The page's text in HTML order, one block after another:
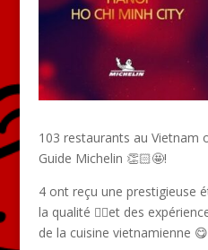
103 restaurants au Vietnam
Guide Michelin 👏🏻🤩!
4 ont reçu une prestigieuse
la qualité 👌🏻et des
de la cuisine vietnamienne